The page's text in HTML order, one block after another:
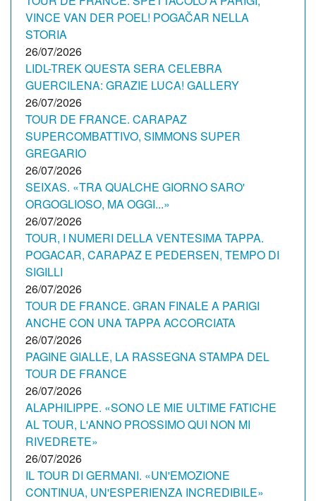
VINCE VAN DER POEL! POGAČAR NELLA
STORIA
26/07/2026
LIDL-TREK QUESTA SERA CELEBRA
GUERCILENA: GRAZIE LUCA! GALLERY
26/07/2026
TOUR DE FRANCE. CARAPAZ
SUPERCOMBATTIVO, SIMMONS SUPER
GREGARIO
26/07/2026
SEIXAS. «TRA QUALCHE GIORNO SARO'
ORGOGLIOSO, MA OGGI...»
26/07/2026
TOUR, I NUMERI DELLA VENTESIMA TAPPA.
POGACAR, CARAPAZ E PEDERSEN, TEMPO DI
SIGILLI
26/07/2026
TOUR DE FRANCE. GRAN FINALE A PARIGI
ANCHE CON UNA TAPPA ACCORCIATA
26/07/2026
PAGINE GIALLE, LA RASSEGNA STAMPA DEL
TOUR DE FRANCE
26/07/2026
ALAPHILIPPE. «SONO LE MIE ULTIME FATICHE
AL TOUR, L'ANNO PROSSIMO QUI NON MI
RIVEDRETE»
26/07/2026
IL TOUR DI GERMANI. «UN'EMOZIONE
CONTINUA, UN'ESPERIENZA INCREDIBILE»